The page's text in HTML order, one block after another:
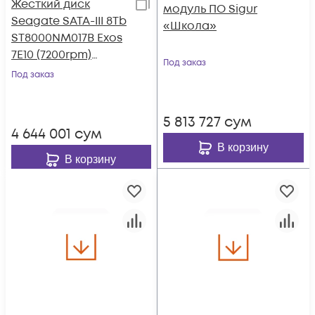
Жесткий диск
Seagate SATA-III 8Tb
ST8000NM017B Exos
7E10 (7200rpm)
256Mb 3.5"
Под заказ
4 644 001 сум
В корзину
модуль ПО Sigur
«Школа»
Под заказ
5 813 727 сум
В корзину